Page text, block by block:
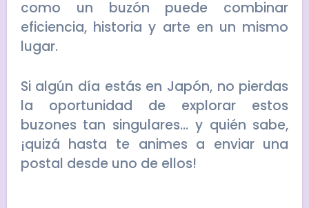
como un buzón puede combinar
eficiencia, historia y arte en un mismo
lugar.
Si algún día estás en Japón, no pierdas
la oportunidad de explorar estos
buzones tan singulares… y quién sabe,
¡quizá hasta te animes a enviar una
postal desde uno de ellos!